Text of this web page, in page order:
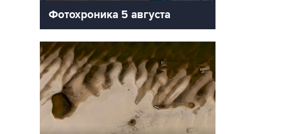
Фотохроника 5 августа